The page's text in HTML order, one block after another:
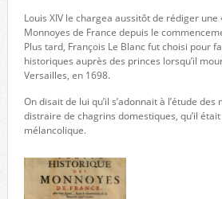
Louis XIV le chargea aussitôt de rédiger
Monnoyes de France depuis le
Plus tard, François Le Blanc fut choisi pour
historiques auprès des princes lorsqu’il
Versailles, en 1698.
On disait de lui qu’il s’adonnait à l’étude
distraire de chagrins domestiques, qu’il
mélancolique.